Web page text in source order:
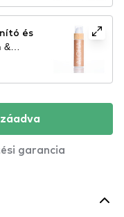
és
&
garancia